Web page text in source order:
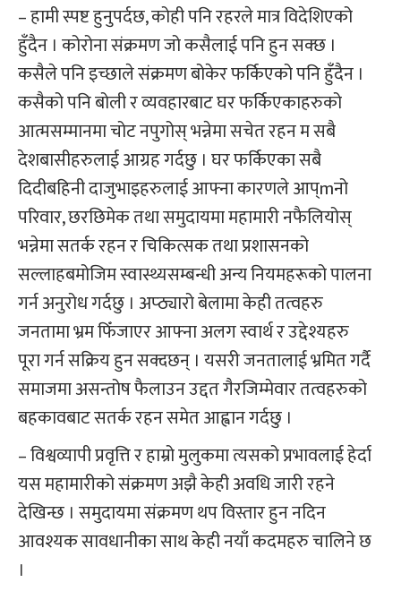
– हामी स्पष्ट हुनुपर्दछ, कोही पनि रहरले मात्र विदेशिएको
हुँदैन । कोरोना संक्रमण जो कसैलाई पनि हुन सक्छ ।
कसैले पनि इच्छाले संक्रमण बोकेर फर्किएको पनि हुँदैन ।
कसैको पनि बोली र व्यवहारबाट घर फर्किएकाहरुको
आत्मसम्मानमा चोट नपुगोस् भन्नेमा सचेत रहन म सबै
देशबासीहरुलाई आग्रह गर्दछु । घर फर्किएका सबै
दिदीबहिनी दाजुभाइहरुलाई आफ्ना कारणले आप्mनो
परिवार, छरछिमेक तथा समुदायमा महामारी नफैलियोस्
भन्नेमा सतर्क रहन र चिकित्सक तथा प्रशासनको
सल्लाहबमोजिम स्वास्थ्यसम्बन्धी अन्य नियमहरूको पालना
गर्न अनुरोध गर्दछु । अप्ठ्यारो बेलामा केही तत्वहरु
जनतामा भ्रम फिँजाएर आफ्ना अलग स्वार्थ र उद्देश्यहरु
पूरा गर्न सक्रिय हुन सक्दछन् । यसरी जनतालाई भ्रमित गर्दै
समाजमा असन्तोष फैलाउन उद्दत गैरजिम्मेवार तत्वहरुको
बहकावबाट सतर्क रहन समेत आह्वान गर्दछु ।
– विश्वव्यापी प्रवृत्ति र हाम्रो मुलुकमा त्यसको प्रभावलाई हेर्दा
यस महामारीको संक्रमण अझै केही अवधि जारी रहने
देखिन्छ । समुदायमा संक्रमण थप विस्तार हुन नदिन
आवश्यक सावधानीका साथ केही नयाँ कदमहरु चालिने छ
।